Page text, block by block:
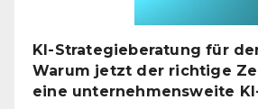
KI-Strategieberatung für
Warum jetzt der richtige
eine unternehmensweite